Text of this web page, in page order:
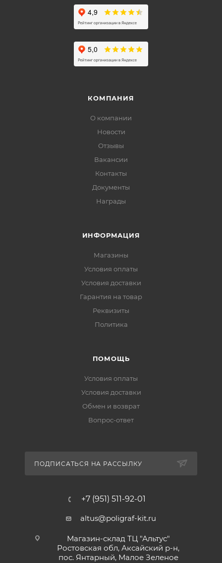
КОМПАНИЯ
О компании
Новости
Отзывы
Вакансии
Контакты
Документы
Награды
ИНФОРМАЦИЯ
Магазины
Условия оплаты
Условия доставки
Гарантия на товар
Реквизиты
Политика
ПОМОЩЬ
Условия оплаты
Условия доставки
Обмен и возврат
Вопрос-ответ
ПОДПИСАТЬСЯ НА РАССЫЛКУ
+7 (951) 511-92-01
altus@poligraf-kit.ru
Магазин-склад ТЦ "Альтус"
Ростовская обл, Аксайский р-н,
пос. Янтарный, Малое Зеленое